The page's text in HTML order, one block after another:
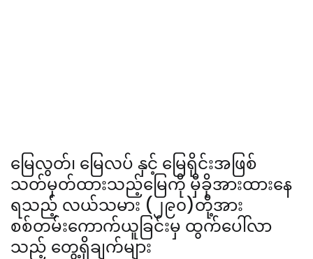
မြေလွတ်၊ မြေလပ် နှင့် မြေရိုင်းအဖြစ်
သတ်မှတ်ထားသည့်မြေကို မှီခိုအားထားနေ
ရသည့် လယ်သမား (၂၉၀)တို့အား
စစ်တမ်းကောက်ယူခြင်းမှ ထွက်ပေါ်လာ
သည့် တွေ့ရှိချက်များ